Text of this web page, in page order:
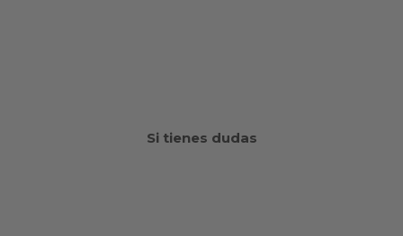
Si tienes dudas